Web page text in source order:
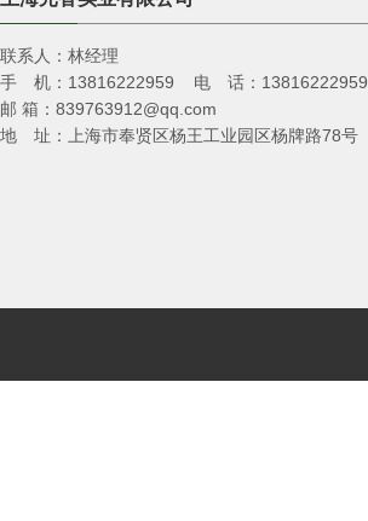
联系人：林经理
手 机：13816222959 电 话：13816222959
邮 箱：839763912@qq.com
地 址：上海市奉贤区杨王工业园区杨牌路78号